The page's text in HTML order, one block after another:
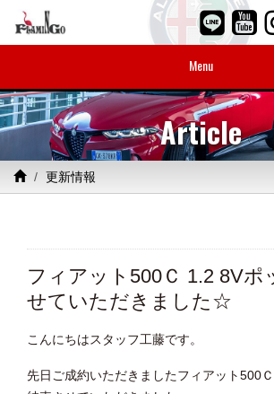
Menu
Article
更新情報
フィアット500Ｃ 1.2 8Vポ
せていただきました☆
こんにちはスタッフ工藤です。
先日ご成約いただきましたフィアット500